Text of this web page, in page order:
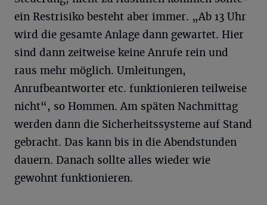
ein Restrisiko besteht aber immer. „Ab 13 Uhr
wird die gesamte Anlage dann gewartet. Hier
sind dann zeitweise keine Anrufe rein und
raus mehr möglich. Umleitungen,
Anrufbeantworter etc. funktionieren teilweise
nicht“, so Hommen. Am späten Nachmittag
werden dann die Sicherheitssysteme auf Stand
gebracht. Das kann bis in die Abendstunden
dauern. Danach sollte alles wieder wie
gewohnt funktionieren.